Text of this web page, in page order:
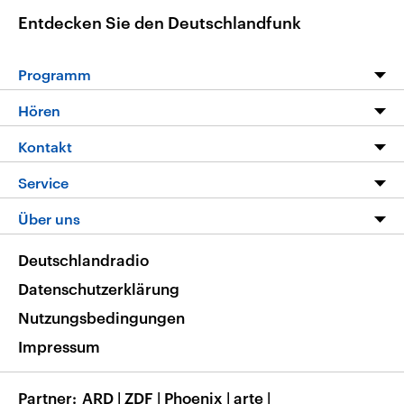
Entdecken Sie den Deutschlandfunk
Programm
Programm
Die Nachrichten
Nachrichtenleicht
Neue Beiträge auf dlf.de
Hören
Livestream
Podcasts
Deutschlandfunk App
Nachrichten App
Frequenzen
Kontakt
Hörerservice
Service
FAQ
Veranstaltungen
Musikliste
RSS
Über uns
Barrierefreiheit
Deutschlandradio
Datenschutzerklärung
Nutzungsbedingungen
Impressum
Partner ARD | ZDF | Phoenix | arte |